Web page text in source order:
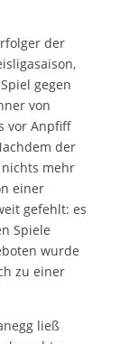
der
gegen
von
vor Anpfiff
der
mehr
einer
gefehlt: es
Spiele
wurde
zu einer
ließ